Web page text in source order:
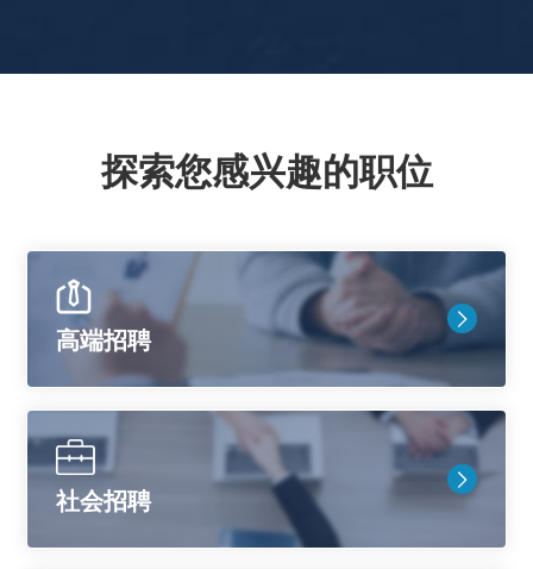
探索您感兴趣的职位
高端招聘
社会招聘